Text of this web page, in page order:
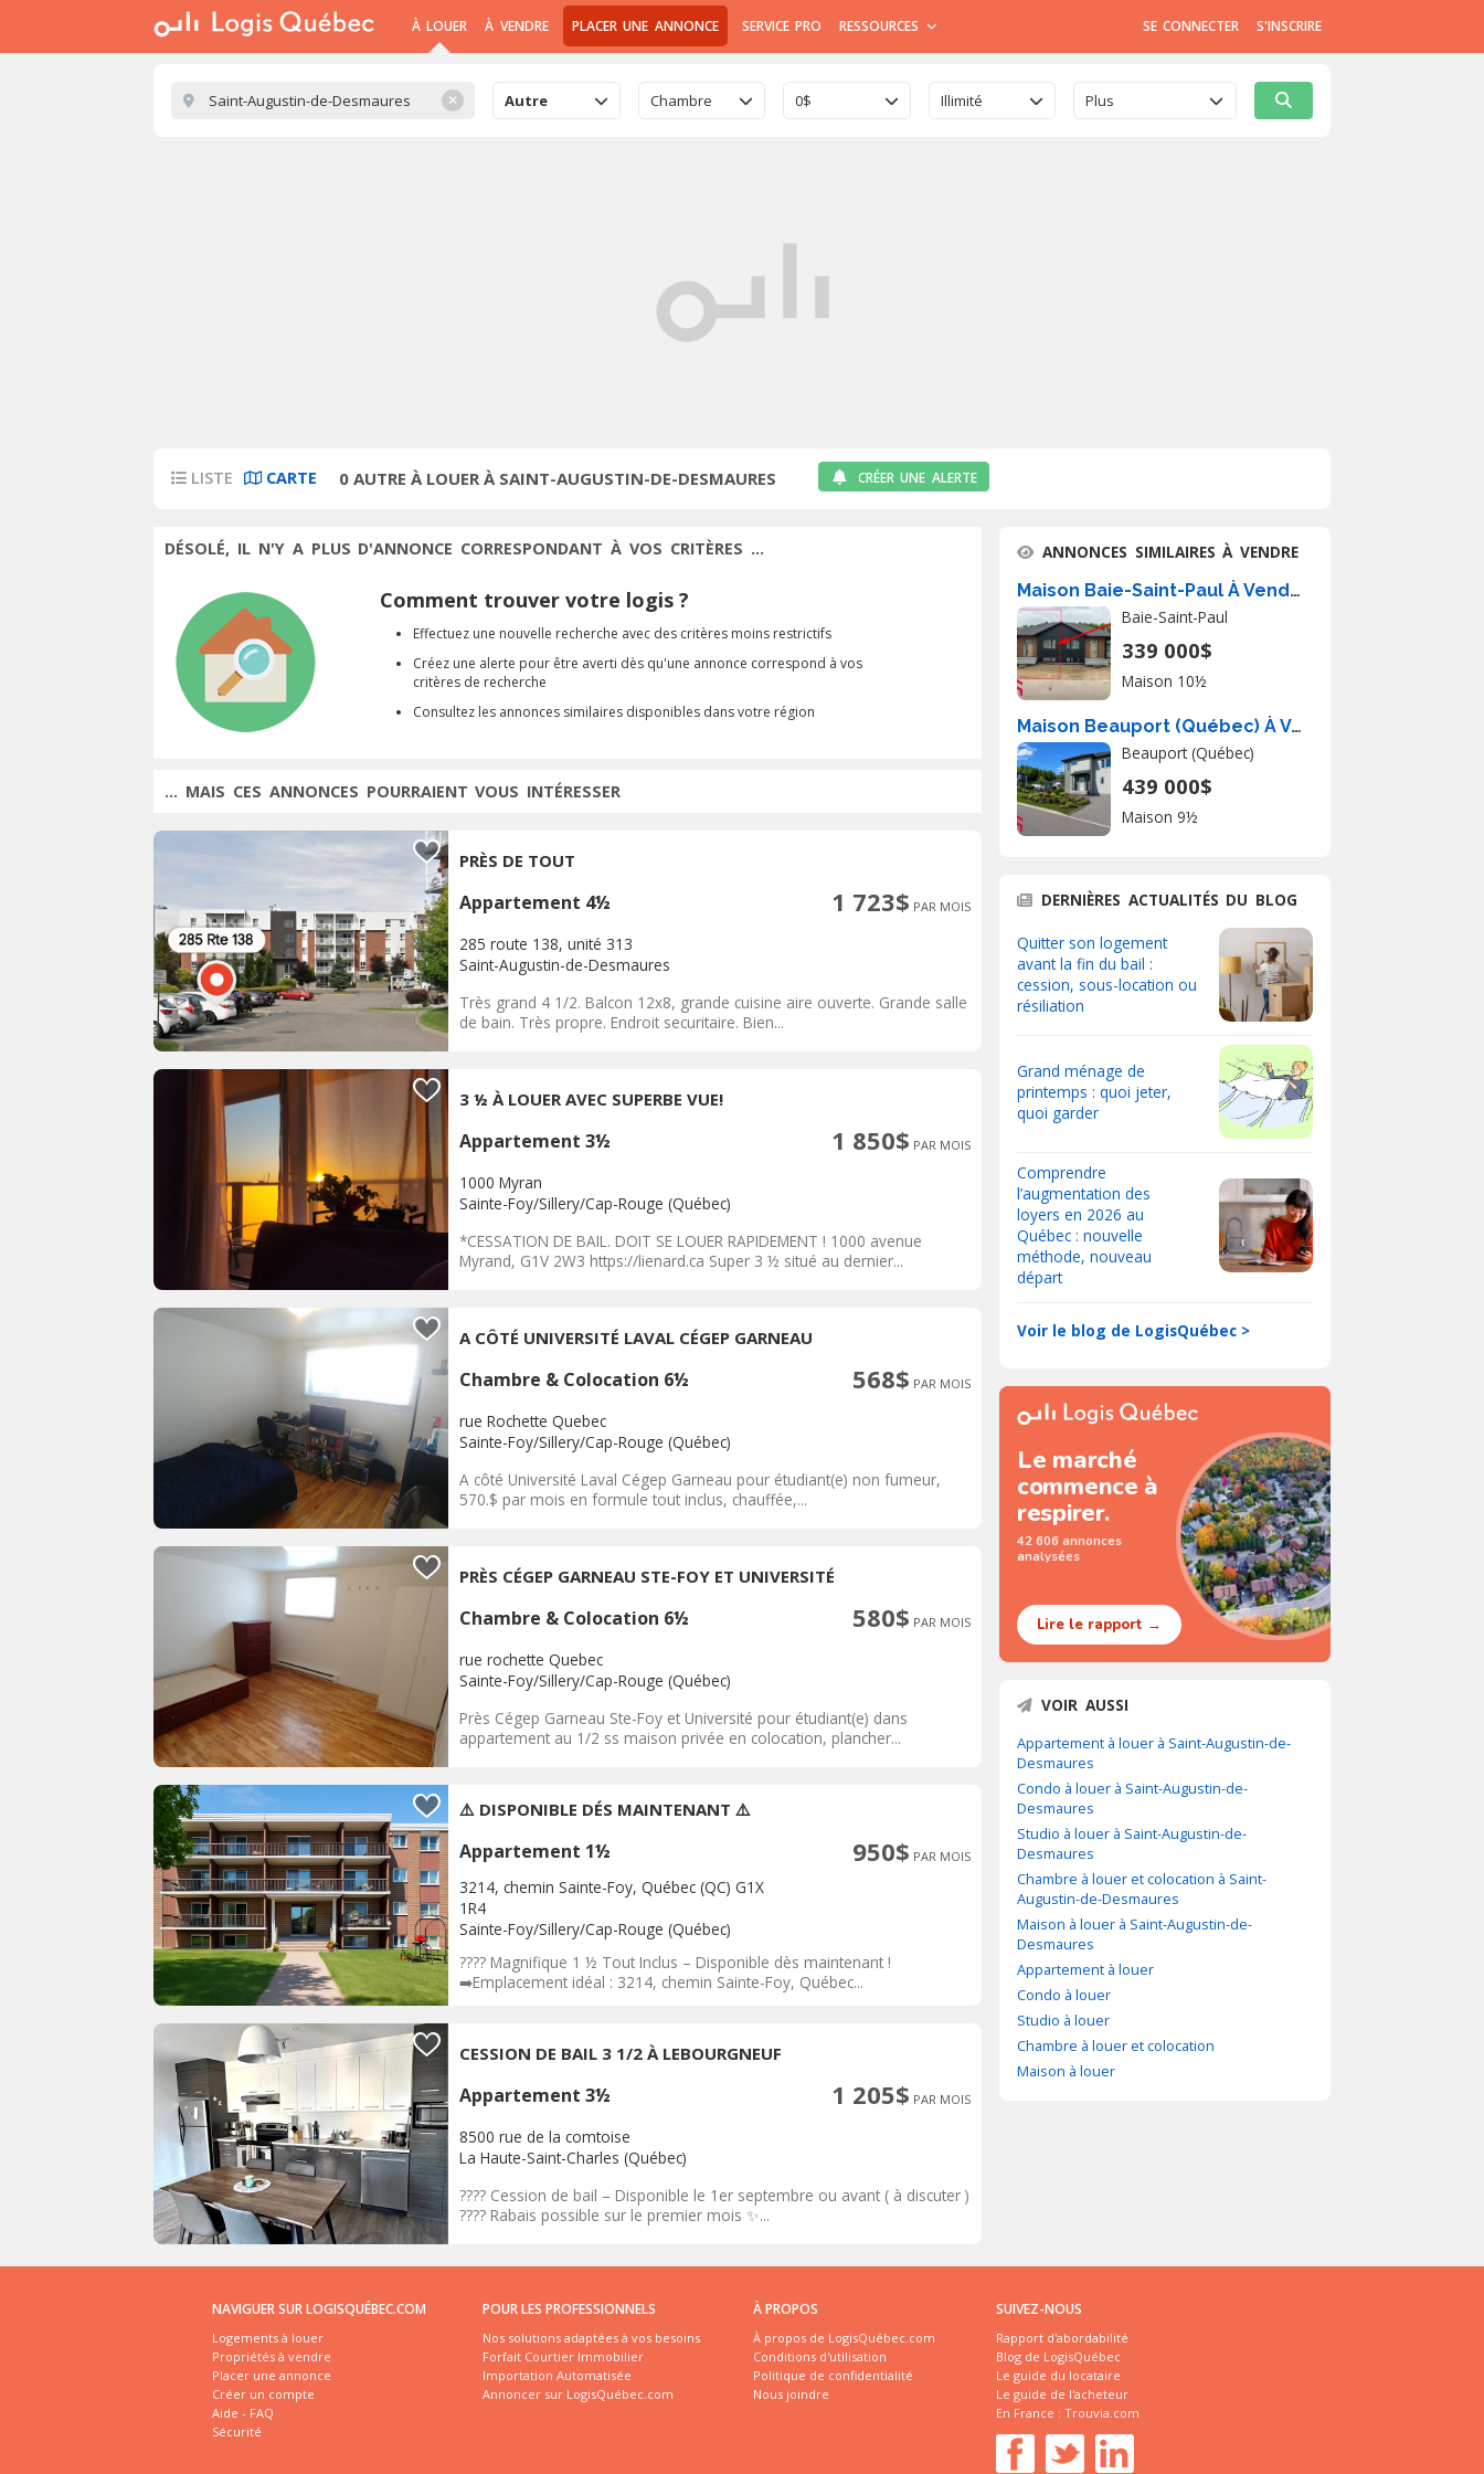
À LOUER À VENDRE PLACER UNE ANNONCE SERVICE PRO RESSOURCES SE CONNECTER S'INSCRIRE
✕ Autre Chambre 0$ Illimité Plus
LISTE CARTE 0 AUTRE À LOUER À SAINT-AUGUSTIN-DE-DESMAURES CRÉER UNE ALERTE
DÉSOLÉ, IL N'Y A PLUS D'ANNONCE CORRESPONDANT À VOS CRITÈRES ...
Comment trouver votre logis ?
Effectuez une nouvelle recherche avec des critères moins restrictifs
Créez une alerte pour être averti dès qu'une annonce correspond à vos
critères de recherche
Consultez les annonces similaires disponibles dans votre région
... MAIS CES ANNONCES POURRAIENT VOUS INTÉRESSER
PRÈS DE TOUT
Appartement 4½ 1 723$ PAR MOIS
285 route 138, unité 313
Saint-Augustin-de-Desmaures
Très grand 4 1/2. Balcon 12x8, grande cuisine aire ouverte. Grande salle
de bain. Très propre. Endroit securitaire. Bien...
3 ½ À LOUER AVEC SUPERBE VUE!
Appartement 3½ 1 850$ PAR MOIS
1000 Myran
Sainte-Foy/Sillery/Cap-Rouge (Québec)
*CESSATION DE BAIL. DOIT SE LOUER RAPIDEMENT ! 1000 avenue
Myrand, G1V 2W3 https://lienard.ca Super 3 ½ situé au dernier...
A CÔTÉ UNIVERSITÉ LAVAL CÉGEP GARNEAU
Chambre & Colocation 6½ 568$ PAR MOIS
rue Rochette Quebec
Sainte-Foy/Sillery/Cap-Rouge (Québec)
A côté Université Laval Cégep Garneau pour étudiant(e) non fumeur,
570.$ par mois en formule tout inclus, chauffée,...
PRÈS CÉGEP GARNEAU STE-FOY ET UNIVERSITÉ
Chambre & Colocation 6½ 580$ PAR MOIS
rue rochette Quebec
Sainte-Foy/Sillery/Cap-Rouge (Québec)
Près Cégep Garneau Ste-Foy et Université pour étudiant(e) dans
appartement au 1/2 ss maison privée en colocation, plancher...
⚠️ DISPONIBLE DÉS MAINTENANT ⚠️
Appartement 1½ 950$ PAR MOIS
3214, chemin Sainte-Foy, Québec (QC) G1X
1R4
Sainte-Foy/Sillery/Cap-Rouge (Québec)
???? Magnifique 1 ½ Tout Inclus – Disponible dès maintenant !
➡️Emplacement idéal : 3214, chemin Sainte-Foy, Québec...
CESSION DE BAIL 3 1/2 À LEBOURGNEUF
Appartement 3½ 1 205$ PAR MOIS
8500 rue de la comtoise
La Haute-Saint-Charles (Québec)
???? Cession de bail – Disponible le 1er septembre ou avant ( à discuter )
???? Rabais possible sur le premier mois ✨...
ANNONCES SIMILAIRES À VENDRE
Maison Baie-Saint-Paul À Vendre
Baie-Saint-Paul
339 000$
Maison 10½
Maison Beauport (Québec) À Vendre
Beauport (Québec)
439 000$
Maison 9½
DERNIÈRES ACTUALITÉS DU BLOG
Quitter son logement
avant la fin du bail :
cession, sous-location ou
résiliation
Grand ménage de
printemps : quoi jeter,
quoi garder
Comprendre
l’augmentation des
loyers en 2026 au
Québec : nouvelle
méthode, nouveau
départ
Voir le blog de LogisQuébec >
Le marché
commence à
respirer.
42 606 annonces
analysées
Lire le rapport →
VOIR AUSSI
Appartement à louer à Saint-Augustin-de-
Desmaures
Condo à louer à Saint-Augustin-de-
Desmaures
Studio à louer à Saint-Augustin-de-
Desmaures
Chambre à louer et colocation à Saint-
Augustin-de-Desmaures
Maison à louer à Saint-Augustin-de-
Desmaures
Appartement à louer
Condo à louer
Studio à louer
Chambre à louer et colocation
Maison à louer
NAVIGUER SUR LOGISQUÉBEC.COM
Logements à louer
Propriétés à vendre
Placer une annonce
Créer un compte
Aide - FAQ
Sécurité
POUR LES PROFESSIONNELS
Nos solutions adaptées à vos besoins
Forfait Courtier Immobilier
Importation Automatisée
Annoncer sur LogisQuébec.com
À PROPOS
À propos de LogisQuébec.com
Conditions d'utilisation
Politique de confidentialité
Nous joindre
SUIVEZ-NOUS
Rapport d'abordabilité
Blog de LogisQuébec
Le guide du locataire
Le guide de l'acheteur
En France : Trouvia.com